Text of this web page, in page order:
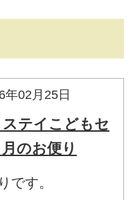
年02月25日
ステイこどもセ
のお便り
です。